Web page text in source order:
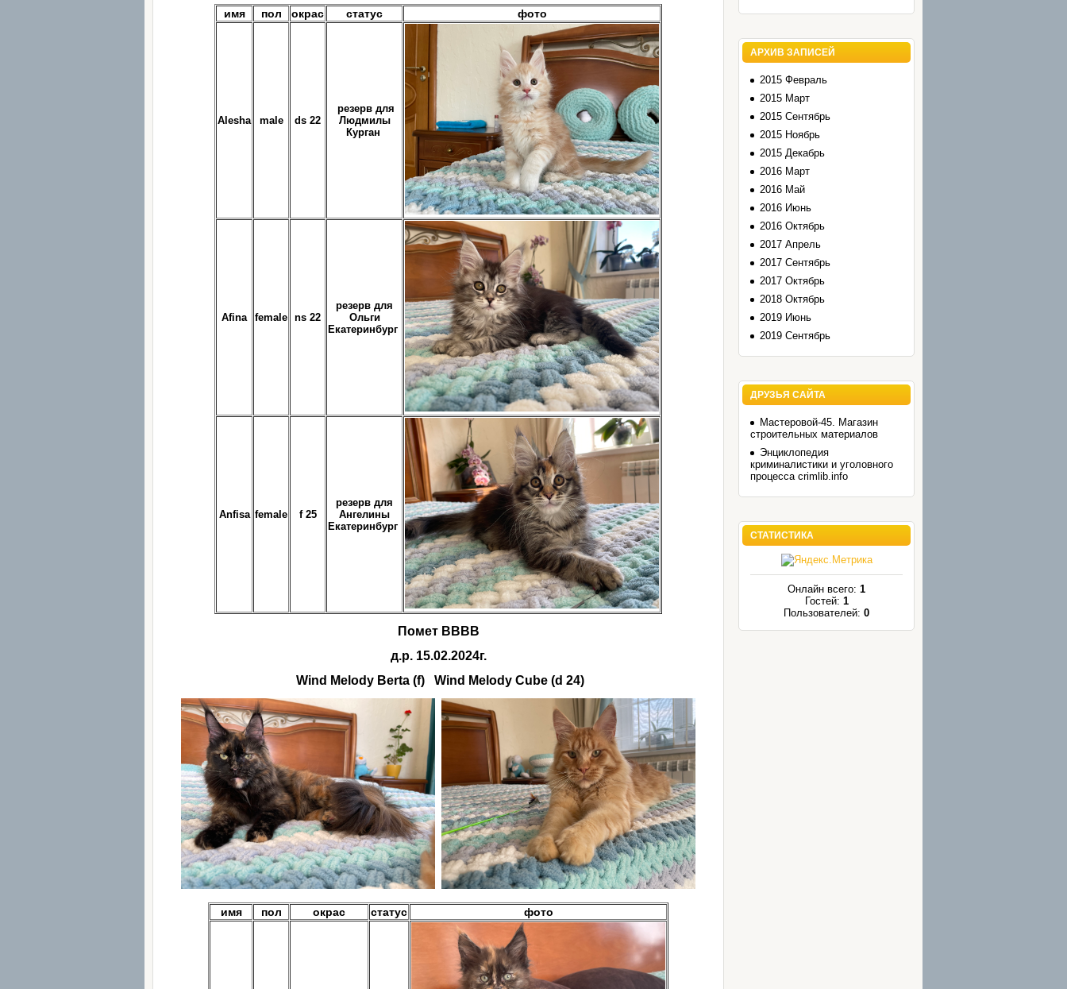
имя пол окрас статус фото
Alesha male ds 22
резерв для
Людмилы
Курган
Afina female ns 22
резерв для
Ольги
Екатеринбург
Anfisa female f 25
резерв для
Ангелины
Екатеринбург
Помет BBBВ
д.р. 15.02.2024г.
Wind Melody Berta (f) Wind Melody Cube (d 24)
имя пол окрас статус фото
АРХИВ ЗАПИСЕЙ
2015 Февраль
2015 Март
2015 Сентябрь
2015 Ноябрь
2015 Декабрь
2016 Март
2016 Май
2016 Июнь
2016 Октябрь
2017 Апрель
2017 Сентябрь
2017 Октябрь
2018 Октябрь
2019 Июнь
2019 Сентябрь
ДРУЗЬЯ САЙТА
Мастеровой-45. Магазин
строительных материалов
Энциклопедия
криминалистики и уголовного
процесса crimlib.info
СТАТИСТИКА
Онлайн всего: 1
Гостей: 1
Пользователей: 0